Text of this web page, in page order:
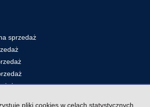
sprzedaż
pliki cookies w celach statystycznych